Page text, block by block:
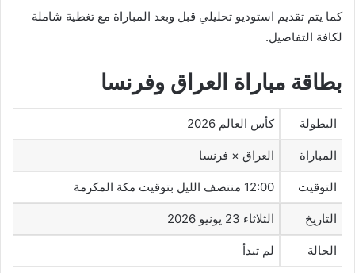
كما يتم تقديم استوديو تحليلي قبل وبعد المباراة مع تغطية شاملة
لكافة التفاصيل.
بطاقة مباراة العراق وفرنسا
البطولة كأس العالم 2026
المباراة العراق × فرنسا
التوقيت 12:00 منتصف الليل بتوقيت مكة المكرمة
التاريخ الثلاثاء 23 يونيو 2026
الحالة لم تبدأ